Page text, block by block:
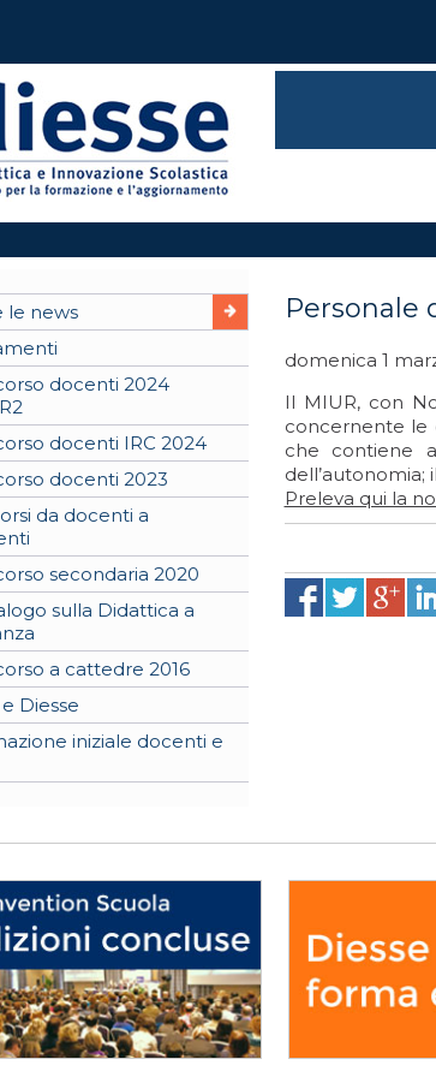
le news
docenti 2024
docenti IRC 2024
docenti 2023
da docenti a
secondaria 2020
sulla Didattica a
a cattedre 2016
e Diesse
iniziale docenti e
Personale
domenica 1
Il MIUR, con
concernente le
che contiene
Preleva qui la